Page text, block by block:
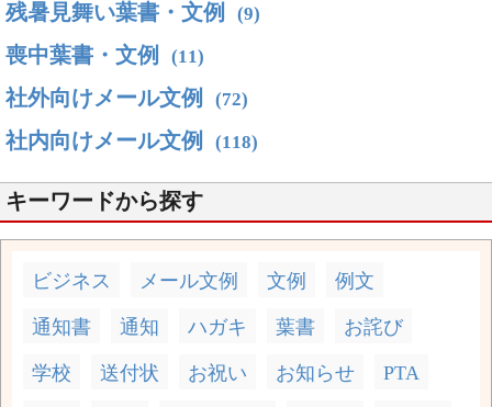
残暑見舞い葉書・文例 (9)
喪中葉書・文例 (11)
社外向けメール文例 (72)
社内向けメール文例 (118)
キーワードから探す
ビジネス メール文例 文例 例文
通知書 通知 ハガキ 葉書 お詫び
学校 送付状 お祝い お知らせ PTA